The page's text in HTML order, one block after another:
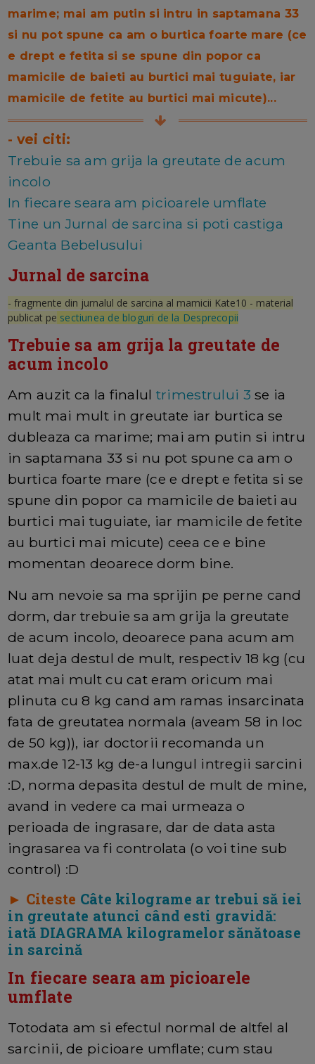
marime; mai am putin si intru in saptamana 33
si nu pot spune ca am o burtica foarte mare (ce
e drept e fetita si se spune din popor ca
mamicile de baieti au burtici mai tuguiate, iar
mamicile de fetite au burtici mai micute)...
- vei citi:
Trebuie sa am grija la greutate de acum
incolo
In fiecare seara am picioarele umflate
Tine un Jurnal de sarcina si poti castiga
Geanta Bebelusului
Jurnal de sarcina
- fragmente din jurnalul de sarcina al mamicii Kate10 - material
publicat pe sectiunea de bloguri de la Desprecopii
Trebuie sa am grija la greutate de
acum incolo
Am auzit ca la finalul trimestrului 3 se ia
mult mai mult in greutate iar burtica se
dubleaza ca marime; mai am putin si intru
in saptamana 33 si nu pot spune ca am o
burtica foarte mare (ce e drept e fetita si se
spune din popor ca mamicile de baieti au
burtici mai tuguiate, iar mamicile de fetite
au burtici mai micute) ceea ce e bine
momentan deoarece dorm bine.
Nu am nevoie sa ma sprijin pe perne cand
dorm, dar trebuie sa am grija la greutate
de acum incolo, deoarece pana acum am
luat deja destul de mult, respectiv 18 kg (cu
atat mai mult cu cat eram oricum mai
plinuta cu 8 kg cand am ramas insarcinata
fata de greutatea normala (aveam 58 in loc
de 50 kg)), iar doctorii recomanda un
max.de 12-13 kg de-a lungul intregii sarcini
:D, norma depasita destul de mult de mine,
avand in vedere ca mai urmeaza o
perioada de ingrasare, dar de data asta
ingrasarea va fi controlata (o voi tine sub
control) :D
► Citeste Câte kilograme ar trebui să iei
in greutate atunci când esti gravidă:
iată DIAGRAMA kilogramelor sănătoase
in sarcină
In fiecare seara am picioarele
umflate
Totodata am si efectul normal de altfel al
sarcinii, de picioare umflate; cum stau